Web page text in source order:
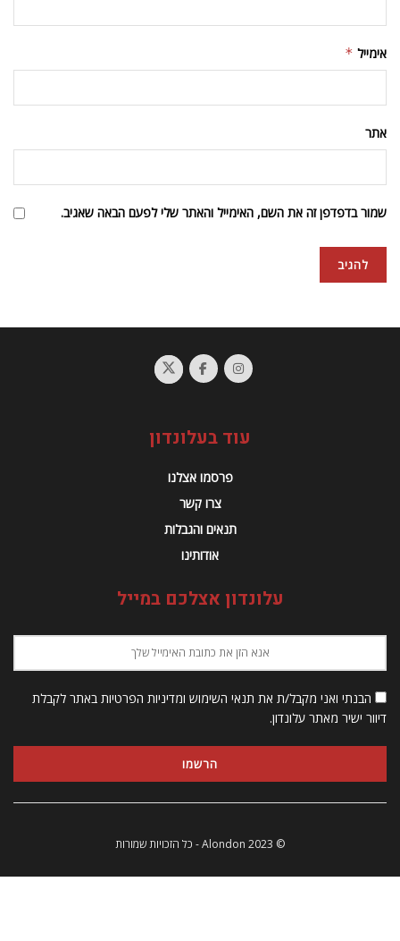
אימייל *
אתר
שמור בדפדפן זה את השם, האימייל והאתר שלי לפעם הבאה שאגיב.
עוד בעלונדון
פרסמו אצלנו
צרו קשר
תנאים והגבלות
אודותינו
עלונדון אצלכם במייל
הבנתי ואני מקבל/ת את תנאי השימוש ומדיניות הפרטיות באתר לקבלת
דיוור ישיר מאתר עלונדון.
© 2023 Alondon - כל הזכויות שמורות